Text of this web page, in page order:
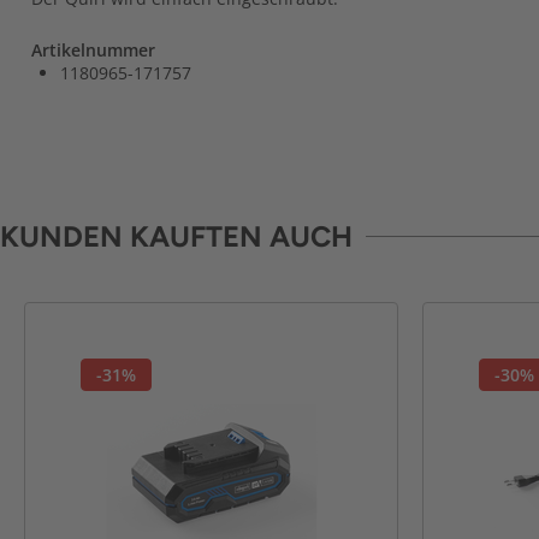
Artikelnummer
1180965-171757
KUNDEN KAUFTEN AUCH
-31% -30%